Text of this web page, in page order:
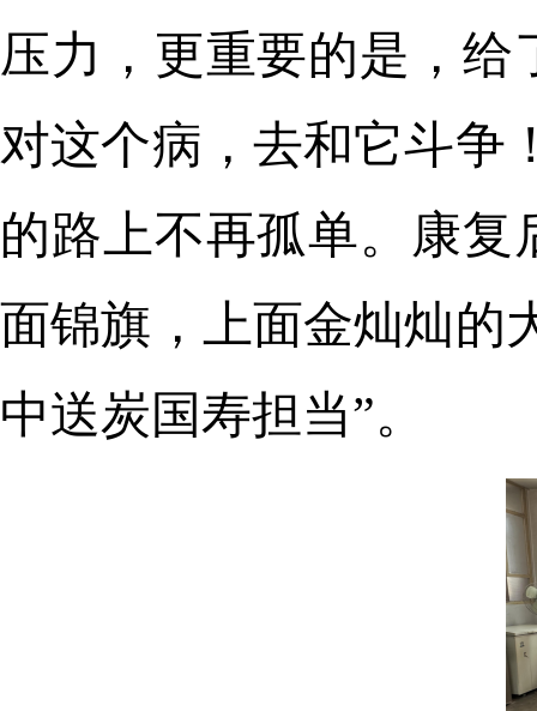
压力，更重要的是，
对这个病，去和它斗争
的路上不再孤单。康
面锦旗，上面金灿灿的
中送炭国寿担当”。